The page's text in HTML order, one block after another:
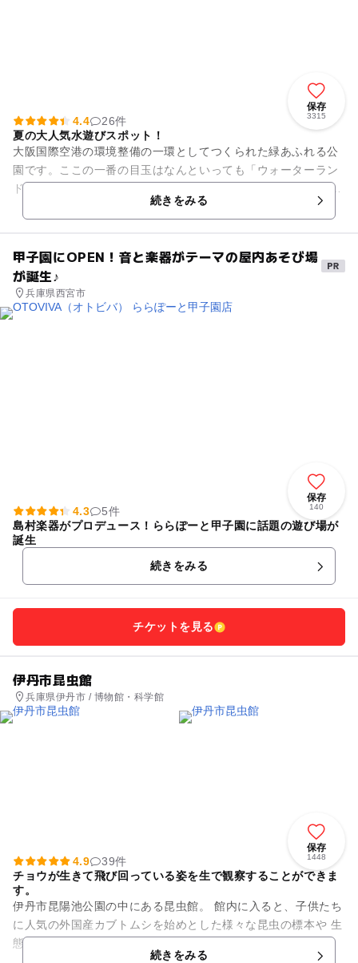
保存
3315
4.4
26件
夏の大人気水遊びスポット！
大阪国際空港の環境整備の一環としてつくられた緑あふれる公
園です。ここの一番の目玉はなんといっても「ウォーターラン
ド」。総面積約10,000平方メートルの水遊びひろばで一度に20
続きをみる
甲子園にOPEN！音と楽器がテーマの屋内あそび場
が誕生♪
兵庫県西宮市
保存
140
4.3
5件
島村楽器がプロデュース！ららぽーと甲子園に話題の遊び場が
誕生
続きをみる
チケットを見る
伊丹市昆虫館
兵庫県伊丹市 / 博物館・科学館
保存
1448
4.9
39件
チョウが生きて飛び回っている姿を生で観察することができま
す。
伊丹市昆陽池公園の中にある昆虫館。 館内に入ると、子供たち
に人気の外国産カブトムシを始めとした様々な昆虫の標本や 生
態展示のほか、大きな（200倍）のミツバチの模型が出迎えて
続きをみる